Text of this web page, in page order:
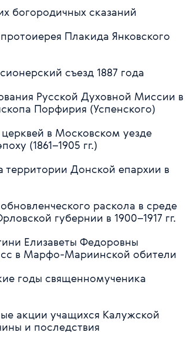
богородичных сказаний
Плакида Янковского
съезд 1887 года
Русской Духовной Миссии в
Порфирия (Успенского)
в Московском уезде
(1861–1905 гг.)
территории Донской епархии в
раскола в среде
губернии в 1900–1917 гг.
Елизаветы Федоровны
в Марфо-Мариинской обители
годы священномученика
акции учащихся Калужской
и последствия